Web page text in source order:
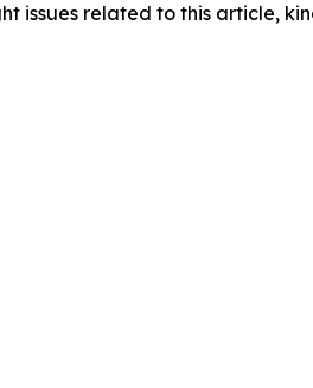
issues related to this article,